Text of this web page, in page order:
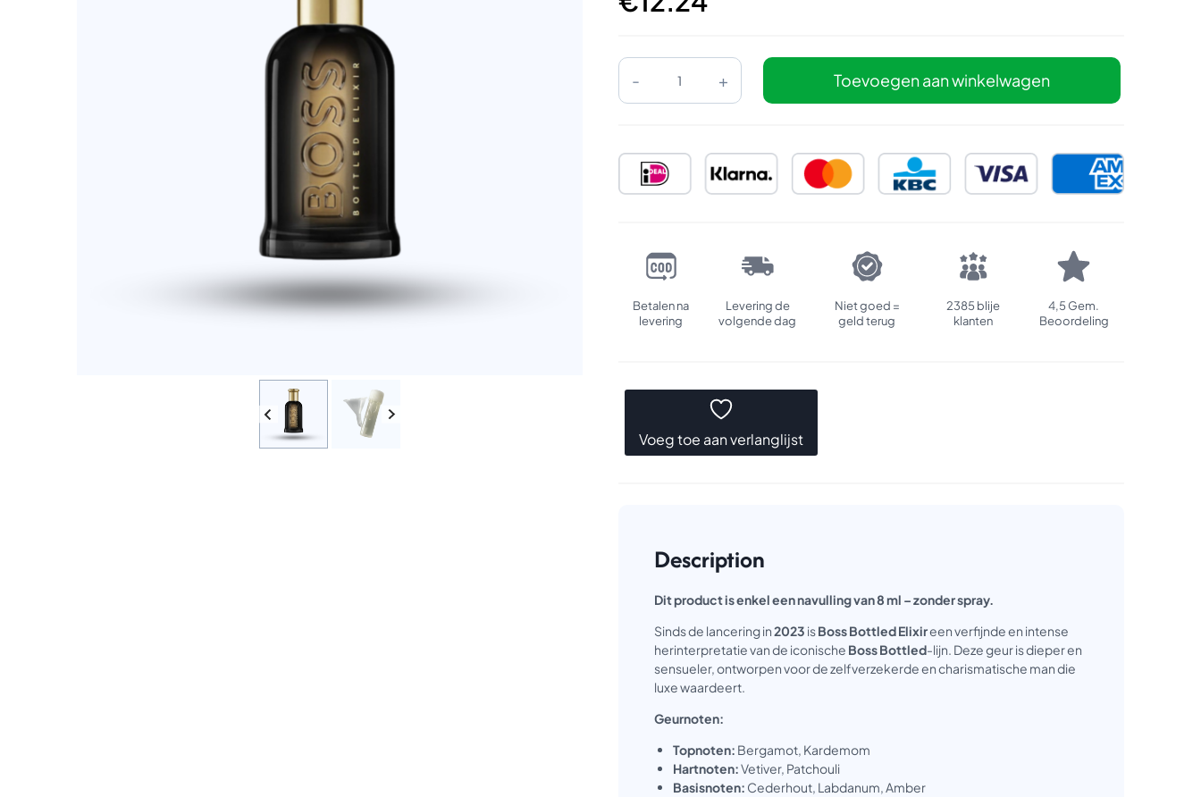
Refill:
Hugo
Boss
Intense
aantal
Toevoegen aan winkelwagen
Betalen na
levering
Levering de
volgende dag
Niet goed =
geld terug
2385 blije
klanten
4,5 Gem.
Beoordeling
Voeg toe aan verlanglijst
Description
Dit product is enkel een navulling van 8 ml – zonder spray.
Sinds de lancering in2023 isBoss Bottled Elixireen verfijnde en intense
herinterpretatie van de iconische Boss Bottled-lijn. Deze geur is dieper en
sensueler, ontworpen voor de zelfverzekerde en charismatische man die
luxe waardeert.
Geurnoten:
Topnoten: Bergamot, Kardemom
Hartnoten:Vetiver, Patchouli
Basisnoten: Cederhout, Labdanum, Amber